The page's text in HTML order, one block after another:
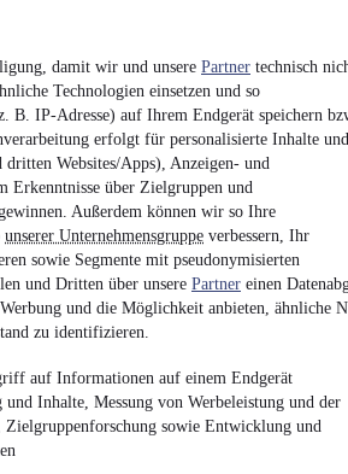
damit wir und unsere Partner technisch
Technologien einsetzen und so
B. IP-Adresse) auf Ihrem Endgerät speichern
erfolgt für personalisierte Inhalte und
dritten Websites/Apps), Anzeigen- und
Erkenntnisse über Zielgruppen und
Außerdem können wir so Ihre
unserer Unternehmensgruppe verbessern, Ihr
sowie Segmente mit pseudonymisierten
und Dritten über unsere Partner einen
und die Möglichkeit anbieten, ähnliche
zu identifizieren.
auf Informationen auf einem Endgerät
und Inhalte, Messung von Werbeleistung und der
Zielgruppenforschung sowie Entwicklung und
(English)
by
überAudi Leasing